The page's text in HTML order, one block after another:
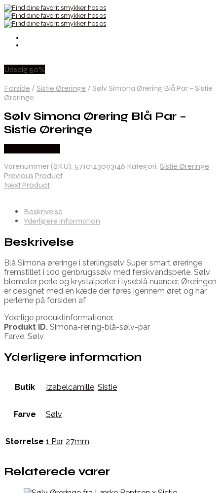
Udsalg 50%
Forside / Sistie Øreringe / Sølv Simona Ørering Blå Par – Sistie
Øreringe
Sølv Simona Ørering Blå Par –
Sistie Øreringe
Varenummer (SKU): 5710143093146 Kategori: Sistie Øreringe
Previous Product
Next Product
Beskrivelse
Yderligere information
Beskrivelse
Blå Simona øreringe i sterlingsølv Super smart øreringe
fremstillet i 100 genbrugssølv med ferskvandsperle. Sølv
blomster perle og krystalperler i lyseblå nuancer. Øreringen
er designet med en kæde der føres igennem øret og har
perlerne på forsiden af
Yderlige produktinformationer.
Produkt ID. Simona-rering-blå-sølv-par
Farve. Sølv
Yderligere information
Butik Izabelcamille, Sistie
Farve Sølv
Størrelse 1 Par, 27mm
Relaterede varer